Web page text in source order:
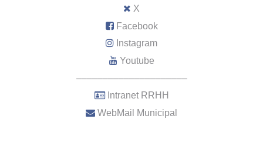
X
Facebook
Instagram
Youtube
–––––––––––––––––––––
Intranet RRHH
WebMail Municipal